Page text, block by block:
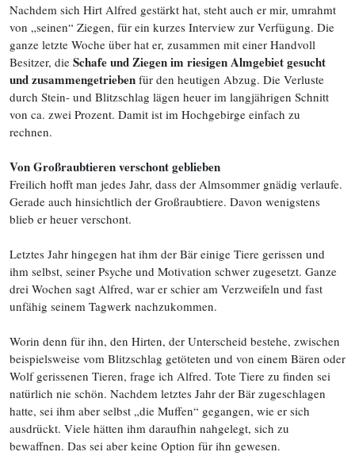
Nachdem sich Hirt Alfred gestärkt hat, steht auch er mir, umrahmt
von „seinen“ Ziegen, für ein kurzes Interview zur Verfügung. Die
ganze letzte Woche über hat er, zusammen mit einer Handvoll
Besitzer, die Schafe und Ziegen im riesigen Almgebiet gesucht
und zusammengetrieben für den heutigen Abzug. Die Verluste
durch Stein- und Blitzschlag lägen heuer im langjährigen Schnitt
von ca. zwei Prozent. Damit ist im Hochgebirge einfach zu
rechnen.
Von Großraubtieren verschont geblieben
Freilich hofft man jedes Jahr, dass der Almsommer gnädig verlaufe.
Gerade auch hinsichtlich der Großraubtiere. Davon wenigstens
blieb er heuer verschont.
Letztes Jahr hingegen hat ihm der Bär einige Tiere gerissen und
ihm selbst, seiner Psyche und Motivation schwer zugesetzt. Ganze
drei Wochen sagt Alfred, war er schier am Verzweifeln und fast
unfähig seinem Tagwerk nachzukommen.
Worin denn für ihn, den Hirten, der Unterscheid bestehe, zwischen
beispielsweise vom Blitzschlag getöteten und von einem Bären oder
Wolf gerissenen Tieren, frage ich Alfred. Tote Tiere zu finden sei
natürlich nie schön. Nachdem letztes Jahr der Bär zugeschlagen
hatte, sei ihm aber selbst „die Muffen“ gegangen, wie er sich
ausdrückt. Viele hätten ihm daraufhin nahgelegt, sich zu
bewaffnen. Das sei aber keine Option für ihn gewesen.